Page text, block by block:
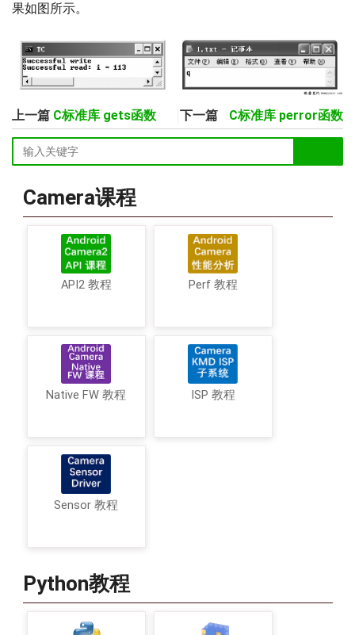
果如图所示。
上一篇 C标准库 gets函数 下一篇 C标准库 perror函数
Camera课程
API2 教程 Perf 教程
Native FW 教程 ISP 教程
Sensor 教程
Python教程